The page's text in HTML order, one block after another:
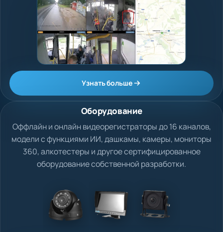
Узнать больше
Оборудование
Оффлайн и онлайн видеорегистраторы до 16 каналов,
модели с функциями ИИ, дашкамы, камеры, мониторы
360, алкотестеры и другое сертифицированное
оборудование собственной разработки.